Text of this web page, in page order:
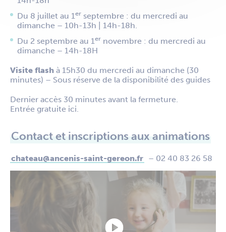
Du 8 juillet au 1er septembre : du mercredi au
dimanche – 10h-13h | 14h-18h.
Du 2 septembre au 1er novembre : du mercredi au
dimanche – 14h-18H
Visite flash à 15h30 du mercredi au dimanche (30
minutes) – Sous réserve de la disponibilité des guides
Dernier accès 30 minutes avant la fermeture.
Entrée gratuite ici.
Contact et inscriptions aux animations
chateau@ancenis-saint-gereon.fr – 02 40 83 26 58